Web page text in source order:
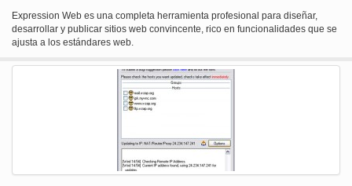
Expression Web es una completa herramienta profesional para diseñar,
desarrollar y publicar sitios web convincente, rico en funcionalidades que se
ajusta a los estándares web.